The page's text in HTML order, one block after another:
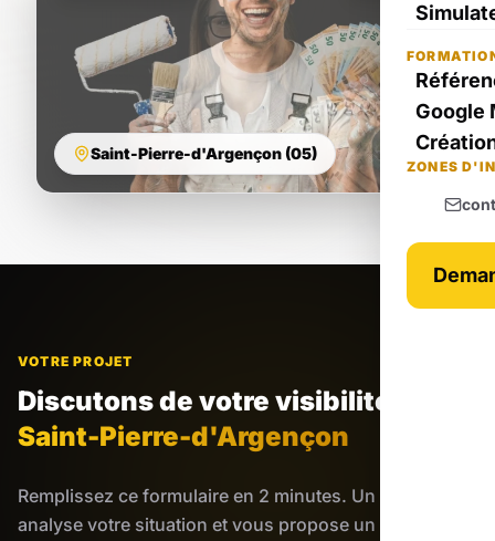
Google
ZONES
Saint-Pierre-d'Argençon (05)
VOTRE PROJET
Discutons de votre visibilité
Saint-Pierre-d'Argençon
Remplissez ce formulaire en 2 minutes. Un expert
analyse votre situation et vous propose un plan